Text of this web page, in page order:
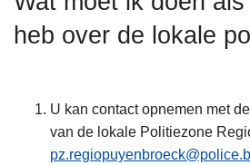
heb over de lokale
U kan contact opnemen met de
van de lokale Politiezone